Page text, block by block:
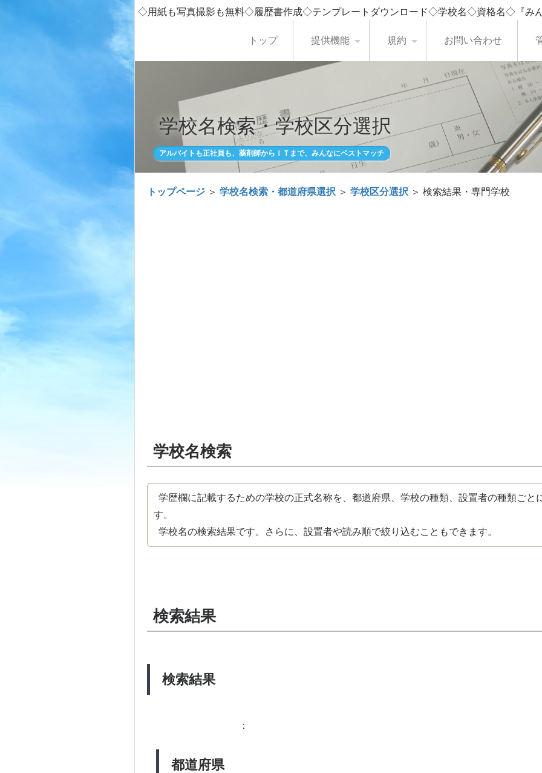
◇用紙も写真撮影も無料◇履歴書作成◇テンプレートダウンロード◇学校名◇資格名◇『み
トップ 提供機能 規約 お問い合わせ
学校名検索・学校区分選択
アルバイトも正社員も、薬剤師からＩＴまで、みんなにベストマッチ
トップページ ＞ 学校名検索・都道府県選択 ＞ 学校区分選択 ＞ 検索結果・専門学校
学校名検索
学歴欄に記載するための学校の正式名称を、都道府県、学校の種類、設置者の種類ごと
す。
学校名の検索結果です。さらに、設置者や読み順で絞り込むこともできます。
検索結果
検索結果
都道府県
：